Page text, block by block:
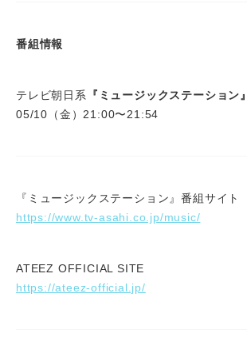
番組情報
テレビ朝日系
『ミュージックステーション』
05/10（金）21:00〜21:54
『ミュージックステーション』番組サイト
https://www.tv-asahi.co.jp/music/
ATEEZ OFFICIAL SITE
https://ateez-official.jp/